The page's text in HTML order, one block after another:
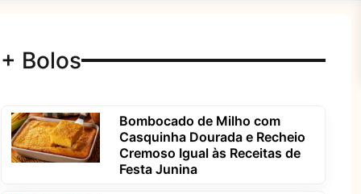
+ Bolos
Bombocado de Milho com
Casquinha Dourada e Recheio
Cremoso Igual às Receitas de
Festa Junina